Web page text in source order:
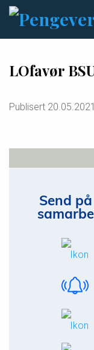
LOfavør
Publisert 20.05.2021
Send